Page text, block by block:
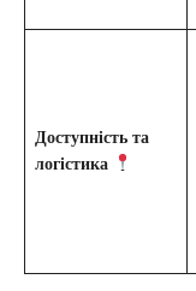
Доступність та
логістика